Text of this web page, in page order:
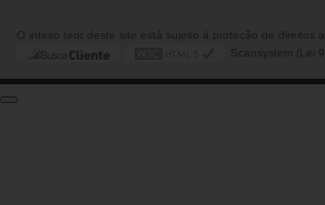
O inteiro teor deste site está sujeito à proteção de direitos
Scansystem (Lei